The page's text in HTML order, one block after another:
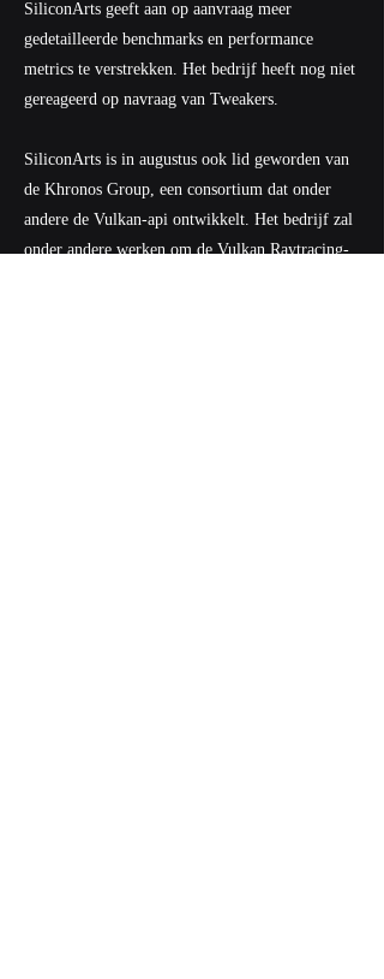
SiliconArts geeft aan op aanvraag meer
gedetailleerde benchmarks en performance
metrics te verstrekken. Het bedrijf heeft nog niet
gereageerd op navraag van Tweakers.
SiliconArts is in augustus ook lid geworden van
de Khronos Group, een consortium dat onder
andere de Vulkan-api ontwikkelt. Het bedrijf zal
onder andere werken om de Vulkan Raytracing-